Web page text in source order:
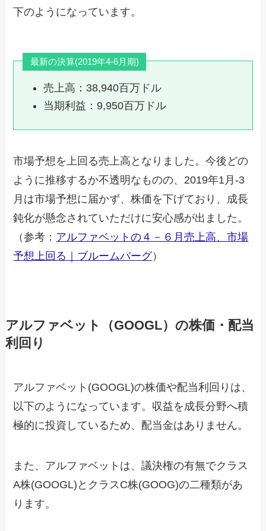
下のようになっています。
最新の決算(2019年4-6月期)
売上高：38,940百万ドル
当期利益：9,950百万ドル
市場予想を上回る売上高となりました。今後どの
ように推移するか不透明なものの、2019年1月-3
月は市場予想に届かず、株価を下げており、成長
鈍化が懸念されていただけに安心感が出ました。
（参考： アルファベットの４－６月売上高、市場
予想上回る｜ブルームバーグ）
アルファベット（GOOGL）の株価・配当
利回り
アルファベット(GOOGL)の株価や配当利回りは、
以下のようになっています。収益を成長分野へ積
極的に投資しているため、配当金はありません。
また、アルファベットは、議決権の有無でクラス
A株(GOOGL)とクラスC株(GOOG)の二種類があ
ります。